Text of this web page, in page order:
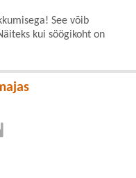
See võib
kui söögikoht on